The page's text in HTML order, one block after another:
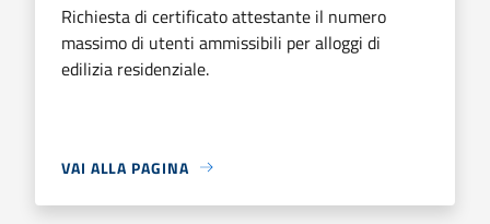
Richiesta di certificato attestante il numero
massimo di utenti ammissibili per alloggi di
edilizia residenziale.
VAI ALLA PAGINA